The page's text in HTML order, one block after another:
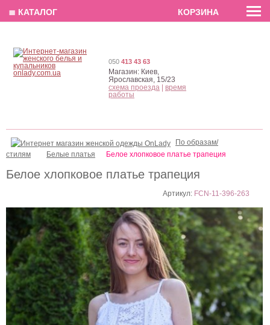
EN РУС
Белое хлопковое платье трапеция
Артикул: FCN-11-396-263
По образам/
стилям
Белые платья Белое хлопковое платье трапеция
050 413 43 63
Магазин: Киев,
Ярославская, 15/23
схема проезда
время
работы
≣ КАТАЛОГ КОРЗИНА